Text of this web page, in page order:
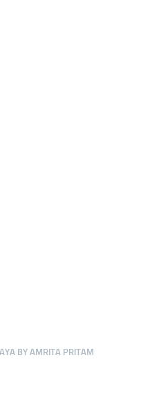
BY AMRITA PRITAM